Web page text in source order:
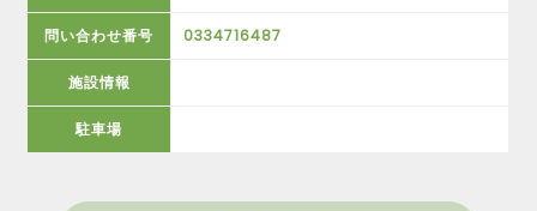
問い合わせ番号 0334716487
施設情報
駐車場